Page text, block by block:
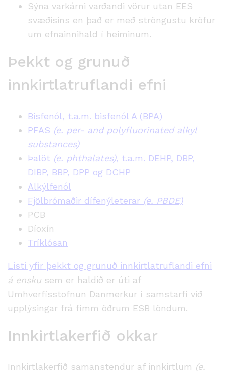
Sýna varkárni varðandi vörur utan EES
svæðisins en það er með ströngustu kröfur
um efnainnihald í heiminum.
Þekkt og grunuð
innkirtlatruflandi efni
Bisfenól, t.a.m. bisfenól A (BPA)
PFAS (e. per- and polyfluorinated alkyl
substances)
Þalöt (e. phthalates), t.a.m. DEHP, DBP,
DIBP, BBP, DPP og DCHP
Alkýlfenól
Fjölbrómaðir dífenýleterar (e. PBDE)
PCB
Díoxín
Tríklósan
Listi yfir þekkt og grunuð innkirtlatruflandi efni
á ensku sem er haldið er úti af
Umhverfisstofnun Danmerkur í samstarfi við
upplýsingar frá fimm öðrum ESB löndum.
Innkirtlakerfið okkar
Innkirtlakerfið samanstendur af innkirtlum (e.